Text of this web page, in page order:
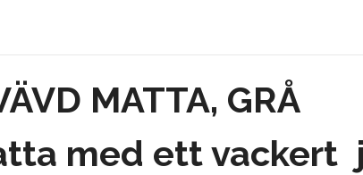
MATTA, GRÅ
med ett vackert